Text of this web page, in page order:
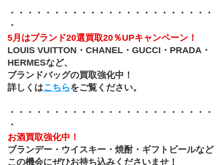
・・・・・・・・・・・・・・・・・・・・・・・
・
5月はブランド20選買取20％UPキャンペーン！
LOUIS VUITTON・CHANEL・GUCCI・PRADA・
HERMESなど、
ブランドバッグの買取強化中！
詳しくはこちら をご覧ください。
・・・・・・・・・・・・・・・・・・・・・・・
・
お酒買取強化中！
ブランデー・ウイスキー・焼酎・ギフトビールなど
この機会にぜひお持ち込みくださいませ！